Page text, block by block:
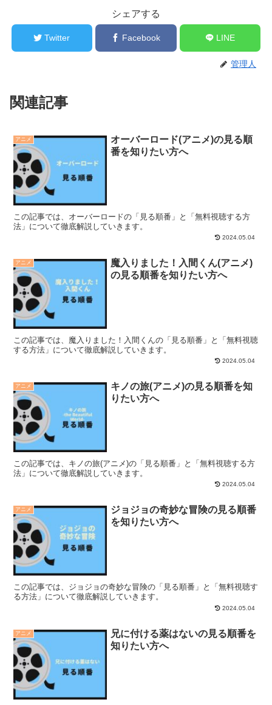
シェアする
Twitter Facebook LINE
管理人
関連記事
アニメ
オーバーロード(アニメ)の見る順
番を知りたい方へ
この記事では、オーバーロードの「見る順番」と「無料視聴する方
法」について徹底解説していきます。
2024.05.04
アニメ
魔入りました！入間くん(アニメ)
の見る順番を知りたい方へ
この記事では、魔入りました！入間くんの「見る順番」と「無料視聴
する方法」について徹底解説していきます。
2024.05.04
アニメ
キノの旅(アニメ)の見る順番を知
りたい方へ
この記事では、キノの旅(アニメ)の「見る順番」と「無料視聴する方
法」について徹底解説していきます。
2024.05.04
アニメ
ジョジョの奇妙な冒険の見る順番
を知りたい方へ
この記事では、ジョジョの奇妙な冒険の「見る順番」と「無料視聴す
る方法」について徹底解説していきます。
2024.05.04
アニメ
兄に付ける薬はないの見る順番を
知りたい方へ